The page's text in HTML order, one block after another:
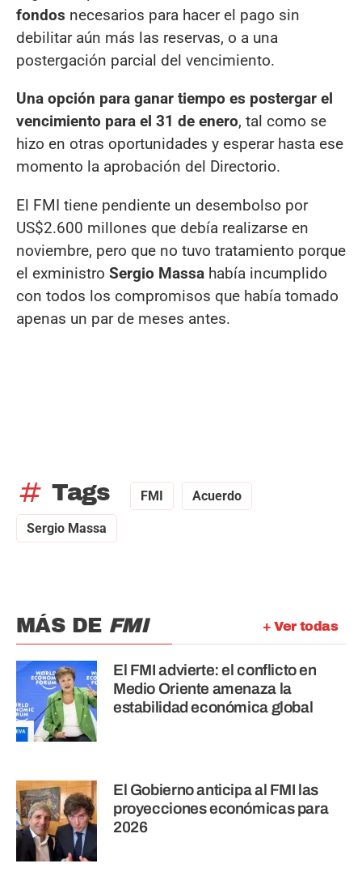
fondos necesarios para hacer el pago sin
debilitar aún más las reservas, o a una
postergación parcial del vencimiento.
Una opción para ganar tiempo es postergar el
vencimiento para el 31 de enero, tal como se
hizo en otras oportunidades y esperar hasta ese
momento la aprobación del Directorio.
El FMI tiene pendiente un desembolso por
US$2.600 millones que debía realizarse en
noviembre, pero que no tuvo tratamiento porque
el exministro Sergio Massa había incumplido
con todos los compromisos que había tomado
apenas un par de meses antes.
tag Tags FMI Acuerdo
Sergio Massa
+ Ver todas
MÁS DE FMI
El FMI advierte: el conflicto en
Medio Oriente amenaza la
estabilidad económica global
El Gobierno anticipa al FMI las
proyecciones económicas para
2026